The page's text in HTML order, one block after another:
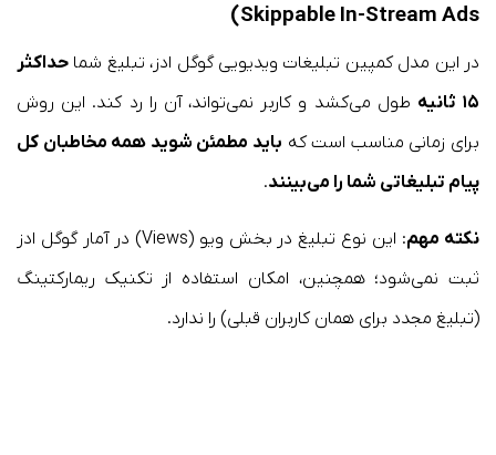
Skippable In-Stream Ads)
در این مدل کمپین تبلیغات ویدیویی گوگل ادز، تبلیغ شما حداکثر
۱۵ ثانیه
طول می‌کشد و کاربر نمی‌تواند، آن را رد کند. این روش
برای زمانی مناسب است که باید مطمئن شوید همه مخاطبان کل
پیام تبلیغاتی شما را می‌بینند.
نکته مهم
: این نوع تبلیغ در بخش ویو (Views) در آمار گوگل ادز
ثبت نمی‌شود؛ همچنین، امکان استفاده از تکنیک ریمارکتینگ
(تبلیغ مجدد برای همان کاربران قبلی) را ندارد.